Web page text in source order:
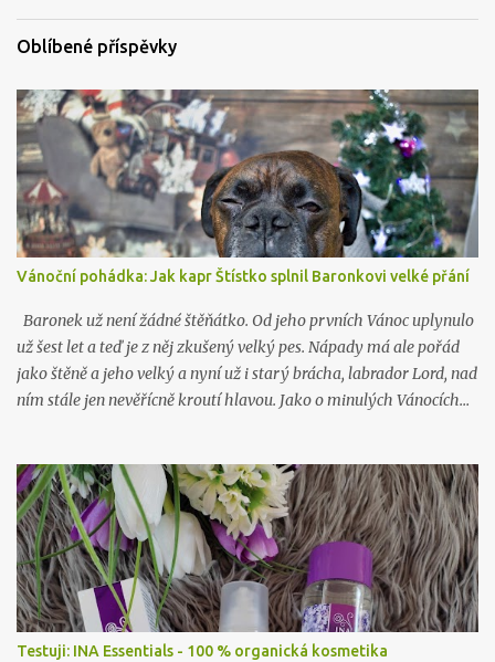
a
Oblíbené příspěvky
Vánoční pohádka: Jak kapr Štístko splnil Baronkovi velké přání
Baronek už není žádné štěňátko. Od jeho prvních Vánoc uplynulo
už šest let a teď je z něj zkušený velký pes. Nápady má ale pořád
jako štěně a jeho velký a nyní už i starý brácha, labrador Lord, nad
ním stále jen nevěřícně kroutí hlavou. Jako o minulých Vánocích…
Testuji: INA Essentials - 100 % organická kosmetika